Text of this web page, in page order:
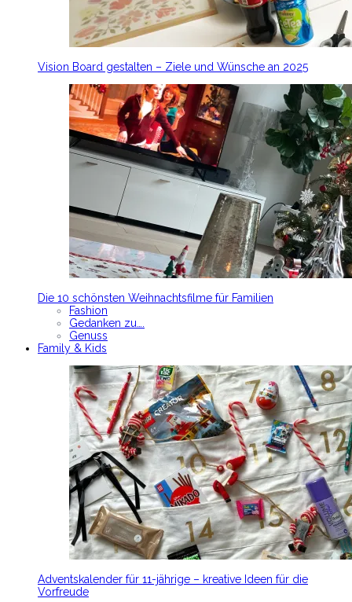
Vision Board gestalten – Ziele und Wünsche an 2025
Die 10 schönsten Weihnachtsfilme für Familien
Fashion
Gedanken zu….
Genuss
Family & Kids
Adventskalender für 11-jährige – kreative Ideen für die
Vorfreude